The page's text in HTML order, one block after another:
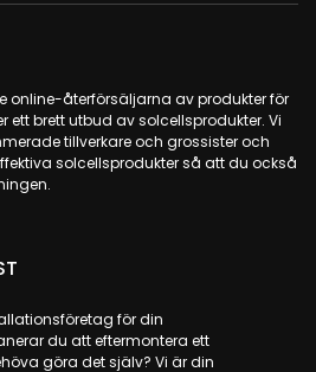
online-återförsäljarna av produkter för
ett brett utbud av solcellsprodukter. Vi
tillverkare och grossister och
solcellsprodukter så att du också
för din
du att eftermontera ett
göra det själv? Vi är din